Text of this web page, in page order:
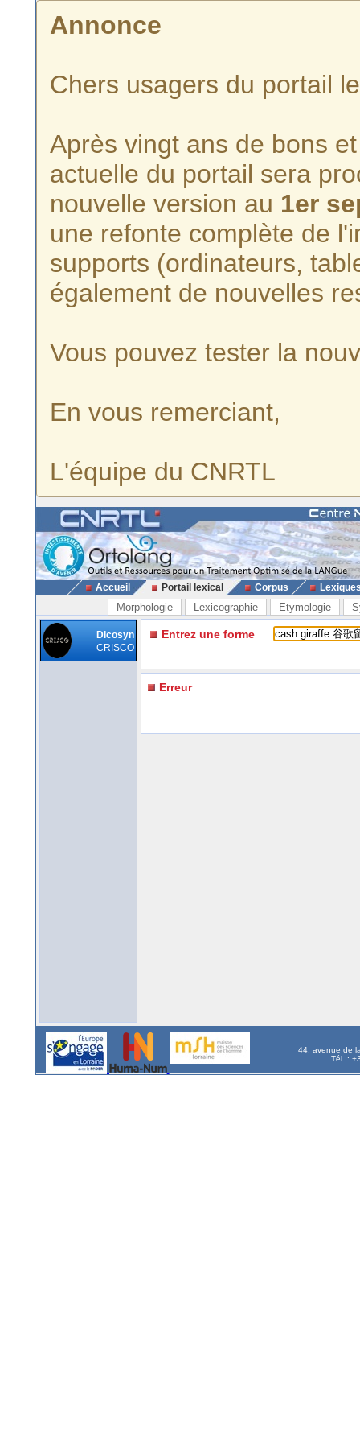
Annonce
Chers usagers du portail
Après vingt ans de bons
actuelle du portail sera
nouvelle version au 1er
une refonte complète de
supports (ordinateurs,
également de nouvelles
Vous pouvez tester la
En vous remerciant,
L'équipe du CNRTL
Accueil Portail lexical Corpus
Morphologie Lexicographie Etymologie
Dicosyn
CRISCO
Entrez une forme
Erreur
44, avenue de
Tél. :